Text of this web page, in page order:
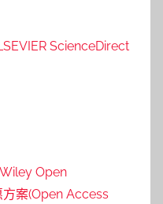
ScienceDirect
Wiley Open
案(Open Access